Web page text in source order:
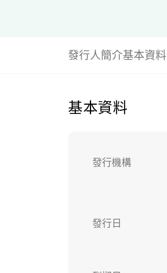
發行人簡介基本資料
基本資料
發行機構
發行日